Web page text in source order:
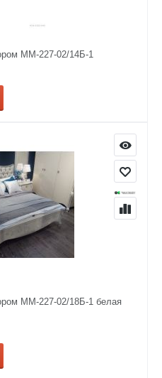
ММ-227-02/14Б-1
ММ-227-02/18Б-1 белая